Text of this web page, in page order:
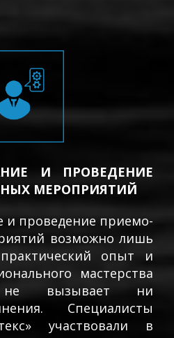
И ПРОВЕДЕНИЕ
МЕРОПРИЯТИЙ
и проведение приемо-
возможно лишь
опыт и
мастерства
не вызывает ни
Специалисты
участвовали в